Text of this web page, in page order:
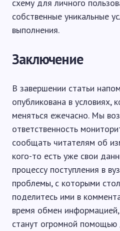
схему для личного
собственные уникальные
выполнения.
Заключение
В завершении статьи
опубликована в условиях,
меняться ежечасно. Мы
ответственность
сообщать читателям об
кого-то есть уже свои
процессу поступления в
проблемы, с которыми
поделитесь ими в
время обмен
станут огромной